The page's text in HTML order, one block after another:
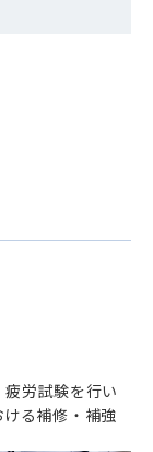
労試験を行い
る補修・補強